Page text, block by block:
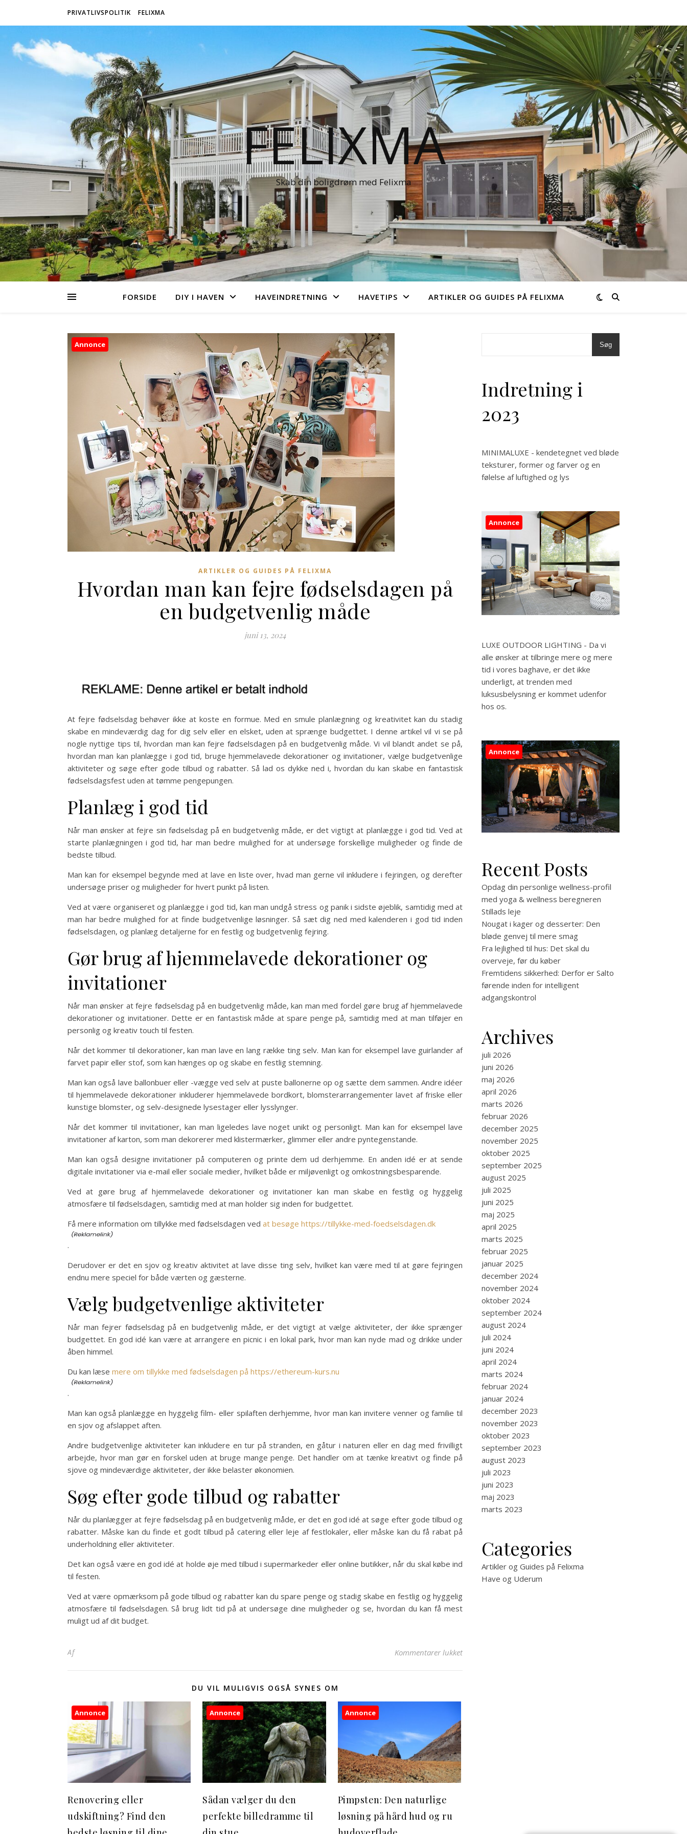
PRIVATLIVSPOLITIK FELIXMA
FELIXMA
Skab din boligdrøm med Felixma
FORSIDE DIY I HAVEN HAVEINDRETNING HAVETIPS ARTIKLER OG GUIDES PÅ FELIXMA
Annonce
ARTIKLER OG GUIDES PÅ FELIXMA
Hvordan man kan fejre fødselsdagen på
en budgetvenlig måde
juni 13, 2024
At fejre fødselsdag behøver ikke at koste en formue. Med en smule planlægning og kreativitet kan du stadig
skabe en mindeværdig dag for dig selv eller en elsket, uden at sprænge budgettet. I denne artikel vil vi se på
nogle nyttige tips til, hvordan man kan fejre fødselsdagen på en budgetvenlig måde. Vi vil blandt andet se på,
hvordan man kan planlægge i god tid, bruge hjemmelavede dekorationer og invitationer, vælge budgetvenlige
aktiviteter og søge efter gode tilbud og rabatter. Så lad os dykke ned i, hvordan du kan skabe en fantastisk
fødselsdagsfest uden at tømme pengepungen.
Planlæg i god tid
Når man ønsker at fejre sin fødselsdag på en budgetvenlig måde, er det vigtigt at planlægge i god tid. Ved at
starte planlægningen i god tid, har man bedre mulighed for at undersøge forskellige muligheder og finde de
bedste tilbud.
Man kan for eksempel begynde med at lave en liste over, hvad man gerne vil inkludere i fejringen, og derefter
undersøge priser og muligheder for hvert punkt på listen.
Ved at være organiseret og planlægge i god tid, kan man undgå stress og panik i sidste øjeblik, samtidig med at
man har bedre mulighed for at finde budgetvenlige løsninger. Så sæt dig ned med kalenderen i god tid inden
fødselsdagen, og planlæg detaljerne for en festlig og budgetvenlig fejring.
Gør brug af hjemmelavede dekorationer og
invitationer
Når man ønsker at fejre fødselsdag på en budgetvenlig måde, kan man med fordel gøre brug af hjemmelavede
dekorationer og invitationer. Dette er en fantastisk måde at spare penge på, samtidig med at man tilføjer en
personlig og kreativ touch til festen.
Når det kommer til dekorationer, kan man lave en lang række ting selv. Man kan for eksempel lave guirlander af
farvet papir eller stof, som kan hænges op og skabe en festlig stemning.
Man kan også lave ballonbuer eller -vægge ved selv at puste ballonerne op og sætte dem sammen. Andre idéer
til hjemmelavede dekorationer inkluderer hjemmelavede bordkort, blomsterarrangementer lavet af friske eller
kunstige blomster, og selv-designede lysestager eller lysslynger.
Når det kommer til invitationer, kan man ligeledes lave noget unikt og personligt. Man kan for eksempel lave
invitationer af karton, som man dekorerer med klistermærker, glimmer eller andre pyntegenstande.
Man kan også designe invitationer på computeren og printe dem ud derhjemme. En anden idé er at sende
digitale invitationer via e-mail eller sociale medier, hvilket både er miljøvenligt og omkostningsbesparende.
Ved at gøre brug af hjemmelavede dekorationer og invitationer kan man skabe en festlig og hyggelig
atmosfære til fødselsdagen, samtidig med at man holder sig inden for budgettet.
Få mere information om tillykke med fødselsdagen ved at besøge https://tillykke-med-foedselsdagen.dk
.
Derudover er det en sjov og kreativ aktivitet at lave disse ting selv, hvilket kan være med til at gøre fejringen
endnu mere speciel for både værten og gæsterne.
Vælg budgetvenlige aktiviteter
Når man fejrer fødselsdag på en budgetvenlig måde, er det vigtigt at vælge aktiviteter, der ikke sprænger
budgettet. En god idé kan være at arrangere en picnic i en lokal park, hvor man kan nyde mad og drikke under
åben himmel.
Du kan læse mere om tillykke med fødselsdagen på https://ethereum-kurs.nu
.
Man kan også planlægge en hyggelig film- eller spilaften derhjemme, hvor man kan invitere venner og familie til
en sjov og afslappet aften.
Andre budgetvenlige aktiviteter kan inkludere en tur på stranden, en gåtur i naturen eller en dag med frivilligt
arbejde, hvor man gør en forskel uden at bruge mange penge. Det handler om at tænke kreativt og finde på
sjove og mindeværdige aktiviteter, der ikke belaster økonomien.
Søg efter gode tilbud og rabatter
Når du planlægger at fejre fødselsdag på en budgetvenlig måde, er det en god idé at søge efter gode tilbud og
rabatter. Måske kan du finde et godt tilbud på catering eller leje af festlokaler, eller måske kan du få rabat på
underholdning eller aktiviteter.
Det kan også være en god idé at holde øje med tilbud i supermarkeder eller online butikker, når du skal købe ind
til festen.
Ved at være opmærksom på gode tilbud og rabatter kan du spare penge og stadig skabe en festlig og hyggelig
atmosfære til fødselsdagen. Så brug lidt tid på at undersøge dine muligheder og se, hvordan du kan få mest
muligt ud af dit budget.
Af Kommentarer lukkettil Hvordan man kan fejre fødselsdagen på en budgetvenlig måde
DU VIL MULIGVIS OGSÅ SYNES OM
Annonce
Renovering eller
udskiftning? Find den
Annonce
Sådan vælger du den
perfekte billedramme til
Annonce
Pimpsten: Den naturlige
løsning på hård hud og ru
Søg
Indretning i
2023
MINIMALUXE - kendetegnet ved bløde
teksturer, former og farver og en
følelse af luftighed og lys
Annonce
LUXE OUTDOOR LIGHTING - Da vi
alle ønsker at tilbringe mere og mere
tid i vores baghave, er det ikke
underligt, at trenden med
luksusbelysning er kommet udenfor
hos os.
Annonce
Recent Posts
Opdag din personlige wellness-profil
med yoga & wellness beregneren
Stillads leje
Nougat i kager og desserter: Den
bløde genvej til mere smag
Fra lejlighed til hus: Det skal du
overveje, før du køber
Fremtidens sikkerhed: Derfor er Salto
førende inden for intelligent
adgangskontrol
Archives
juli 2026
juni 2026
maj 2026
april 2026
marts 2026
februar 2026
december 2025
november 2025
oktober 2025
september 2025
august 2025
juli 2025
juni 2025
maj 2025
april 2025
marts 2025
februar 2025
januar 2025
december 2024
november 2024
oktober 2024
september 2024
august 2024
juli 2024
juni 2024
april 2024
marts 2024
februar 2024
januar 2024
december 2023
november 2023
oktober 2023
september 2023
august 2023
juli 2023
juni 2023
maj 2023
marts 2023
Categories
Artikler og Guides på Felixma
Have og Uderum